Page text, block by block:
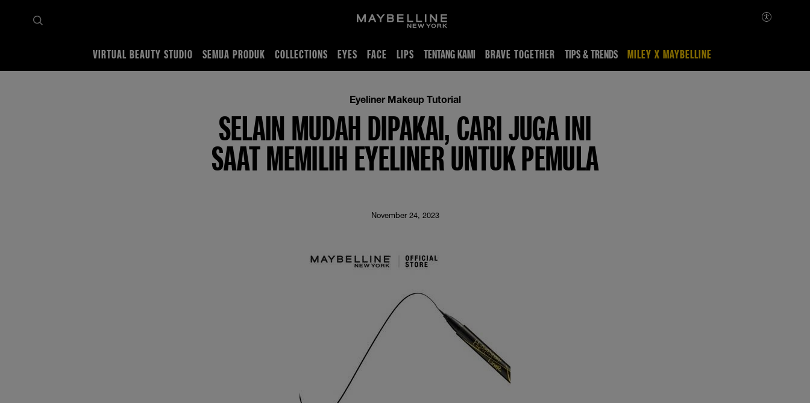
VIRTUAL BEAUTY STUDIO SEMUA PRODUK COLLECTIONS EYES FACE LIPS TENTANG KAMI BRAVE TOGETHER TIPS & TRENDS MILEY X MAYBELLINE
Tips & Trends Eyes Tutorial Eyeliner Makeup 5 Cara Memilih Eyeliner yang Tepat untuk Pemula
Eyeliner Makeup Tutorial
SELAIN MUDAH DIPAKAI, CARI JUGA INI
SAAT MEMILIH EYELINER UNTUK PEMULA
November 24, 2023